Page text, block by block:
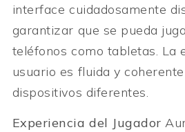
interface cuidadosamente
garantizar que se pueda
teléfonos como tabletas. La
usuario es fluida y
dispositivos diferentes.
Experiencia del Jugador